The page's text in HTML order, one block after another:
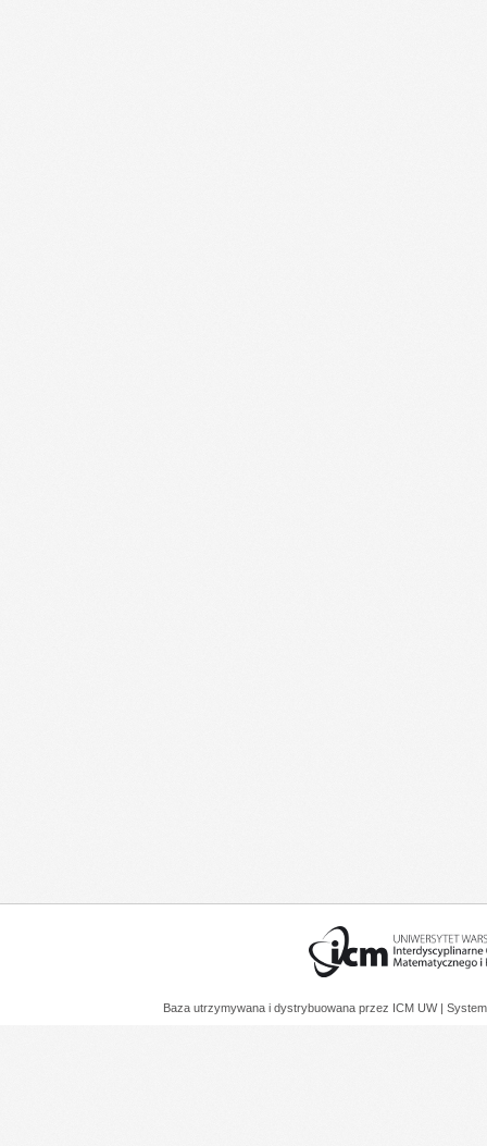
Baza utrzymywana i dystrybuowana przez ICM UW |